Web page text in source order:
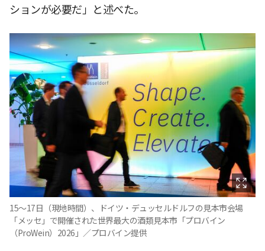
ションが必要だ」と述べた。
15〜17日（現地時間）、ドイツ・デュッセルドルフの見本市会場
「メッセ」で開催された世界最大の酒類見本市「プロバイン
（ProWein）2026」／プロバイン提供